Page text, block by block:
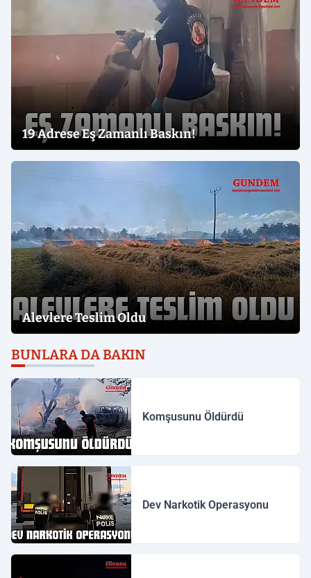
19 Adrese Eş Zamanlı Baskın!
Alevlere Teslim Oldu
BUNLARA DA BAKIN
Komşusunu Öldürdü
Dev Narkotik Operasyonu